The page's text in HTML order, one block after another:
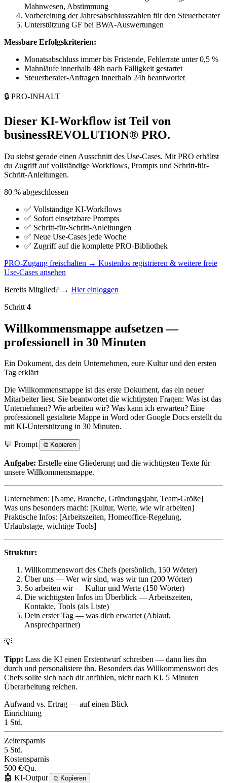
Mahnwesen, Abstimmung
Vorbereitung der Jahresabschlusszahlen für den Steuerberater
Unterstützung GF bei BWA-Auswertungen
Messbare Erfolgskriterien:
Monatsabschluss immer bis Fristende, Fehlerrate unter 0,5 %
Mahnläufe innerhalb 48h nach Fälligkeit gestartet
Steuerberater-Anfragen innerhalb 24h beantwortet
🔒 PRO-INHALT
Dieser KI-Workflow ist Teil von
businessREVOLUTION® PRO.
Du siehst gerade einen Ausschnitt des Use-Cases. Mit PRO erhältst
du Zugriff auf vollständige Workflows, Prompts und Schritt-für-
Schritt-Anleitungen.
80 % abgeschlossen
✅ Vollständige KI-Workflows
✅ Sofort einsetzbare Prompts
✅ Schritt-für-Schritt-Anleitungen
✅ Neue Use-Cases jede Woche
✅ Zugriff auf die komplette PRO-Bibliothek
PRO-Zugang freischalten → Kostenlos registrieren & weitere freie
Use-Cases ansehen
Bereits Mitglied? → Hier einloggen
Schritt 4
Willkommensmappe aufsetzen —
professionell in 30 Minuten
Ein Dokument, das dein Unternehmen, eure Kultur und den ersten
Tag erklärt
Die Willkommensmappe ist das erste Dokument, das ein neuer
Mitarbeiter liest. Sie beantwortet die wichtigsten Fragen: Was ist das
Unternehmen? Wie arbeiten wir? Was kann ich erwarten? Eine
professionell gestaltete Mappe in Word oder Google Docs erstellt du
mit KI-Unterstützung in 30 Minuten.
💬 Prompt ⧉ Kopieren
Aufgabe: Erstelle eine Gliederung und die wichtigsten Texte für
unsere Willkommensmappe.
Unternehmen: [Name, Branche, Gründungsjahr, Team-Größe]
Was uns besonders macht: [Kultur, Werte, wie wir arbeiten]
Praktische Infos: [Arbeitszeiten, Homeoffice-Regelung,
Urlaubstage, wichtige Tools]
Struktur:
Willkommenswort des Chefs (persönlich, 150 Wörter)
Über uns — Wer wir sind, was wir tun (200 Wörter)
So arbeiten wir — Kultur und Werte (150 Wörter)
Die wichtigsten Infos im Überblick — Arbeitszeiten,
Kontakte, Tools (als Liste)
Dein erster Tag — was dich erwartet (Ablauf,
Ansprechpartner)
💡
Tipp: Lass die KI einen Erstentwurf schreiben — dann lies ihn
durch und personalisiere ihn. Besonders das Willkommenswort des
Chefs sollte sich nach dir anfühlen, nicht nach KI. 5 Minuten
Überarbeitung reichen.
Aufwand vs. Ertrag — auf einen Blick
Einrichtung
1 Std.
Zeitersparnis
5 Std.
Kostensparnis
500 €/Qu.
🤖 KI-Output
⧉ Kopieren